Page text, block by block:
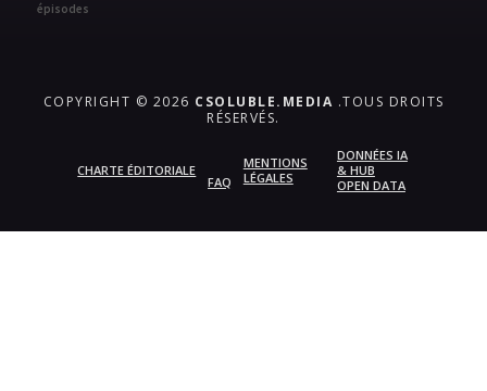
épisodes
COPYRIGHT © 2026 CSOLUBLE.MEDIA .TOUS DROITS
RÉSERVÉS.
CHARTE ÉDITORIALE
FAQ
MENTIONS
LÉGALES
DONNÉES IA
& HUB
OPEN DATA